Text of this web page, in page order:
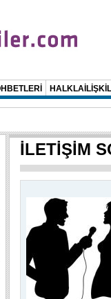
İLETİŞİM